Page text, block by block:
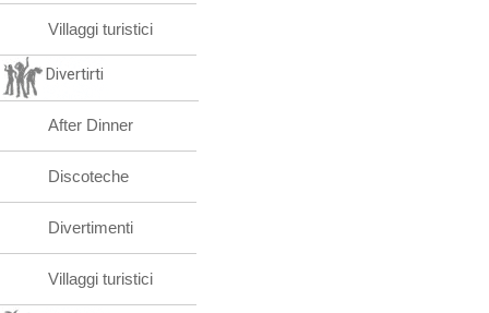
Villaggi turistici
Divertirti
After Dinner
Discoteche
Divertimenti
Villaggi turistici